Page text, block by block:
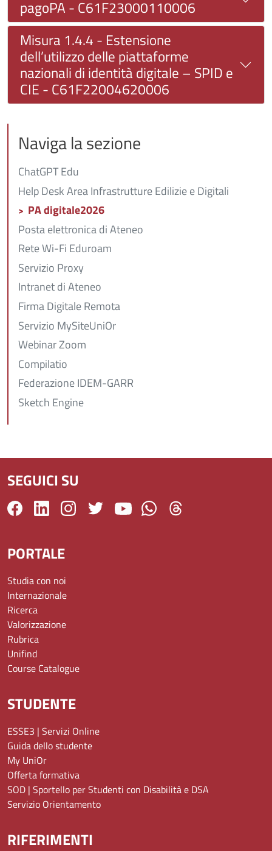
pagoPA - C61F23000110006
Misura 1.4.4 - Estensione
dell’utilizzo delle piattaforme
nazionali di identità digitale – SPID e
CIE - C61F22004620006
Naviga la sezione
ChatGPT Edu
Help Desk Area Infrastrutture Edilizie e Digitali
PA digitale2026
Posta elettronica di Ateneo
Rete Wi-Fi Eduroam
Servizio Proxy
Intranet di Ateneo
Firma Digitale Remota
Servizio MySiteUniOr
Webinar Zoom
Compilatio
Federazione IDEM-GARR
Sketch Engine
SEGUICI SU
PORTALE
Studia con noi
Internazionale
Ricerca
Valorizzazione
Rubrica
Unifind
Course Catalogue
STUDENTE
ESSE3 | Servizi Online
Guida dello studente
My UniOr
Offerta formativa
SOD | Sportello per Studenti con Disabilità e DSA
Servizio Orientamento
RIFERIMENTI